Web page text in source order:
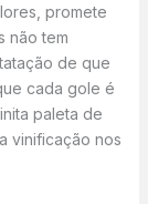
promete
não tem
de que
cada gole é
paleta de
vinificação nos